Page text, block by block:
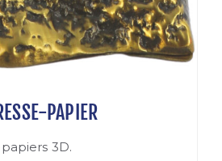
PAPIER
3D.